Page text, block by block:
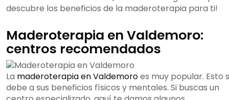
descubre los beneficios de la maderoterapia para ti!
Maderoterapia en Valdemoro:
centros recomendados
La maderoterapia en Valdemoroes muy popular. Esto
debe a sus beneficios físicos y mentales. Si buscas un